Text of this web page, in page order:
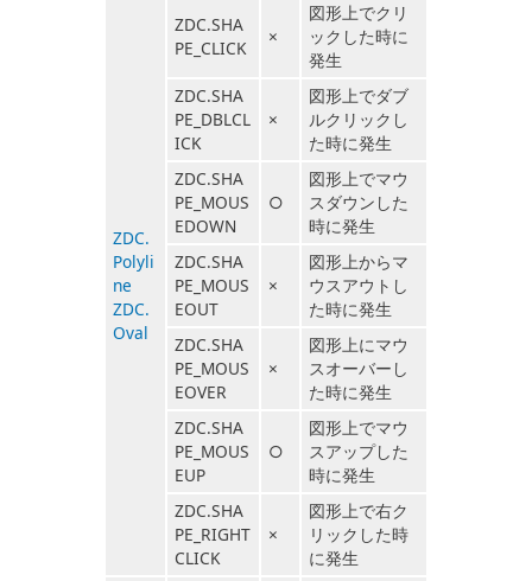
ZDC.
Polyli
ne
ZDC.
Oval
ZDC.SHA
PE_CLICK
×
図形上でクリ
ックした時に
発生
ZDC.SHA
PE_DBLCL
ICK
×
図形上でダブ
ルクリックし
た時に発生
ZDC.SHA
PE_MOUS
EDOWN
○
図形上でマウ
スダウンした
時に発生
ZDC.SHA
PE_MOUS
EOUT
×
図形上からマ
ウスアウトし
た時に発生
ZDC.SHA
PE_MOUS
EOVER
×
図形上にマウ
スオーバーし
た時に発生
ZDC.SHA
PE_MOUS
EUP
○
図形上でマウ
スアップした
時に発生
ZDC.SHA
PE_RIGHT
CLICK
×
図形上で右ク
リックした時
に発生